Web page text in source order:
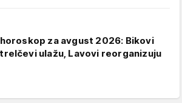
za avgust 2026: Bikovi
ulažu, Lavovi reorganizuju